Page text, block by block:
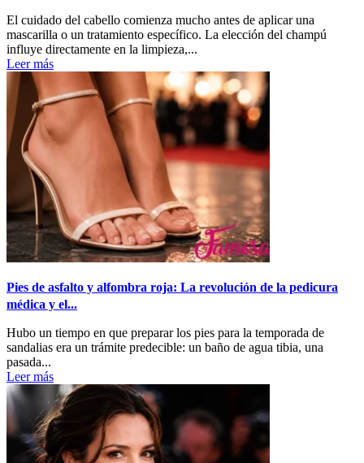
El cuidado del cabello comienza mucho antes de aplicar una
mascarilla o un tratamiento específico. La elección del champú
influye directamente en la limpieza,...
Leer más
Pies de asfalto y alfombra roja: La revolución de la pedicura
médica y el...
Hubo un tiempo en que preparar los pies para la temporada de
sandalias era un trámite predecible: un baño de agua tibia, una
pasada...
Leer más